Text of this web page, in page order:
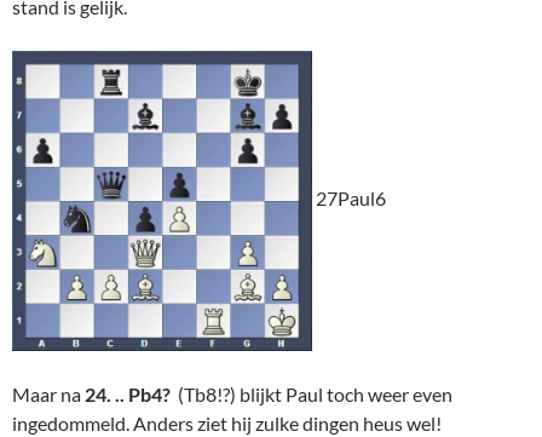
stand is gelijk.
27Paul6
Maar na 24. .. Pb4? (Tb8!?) blijkt Paul toch weer even
ingedommeld. Anders ziet hij zulke dingen heus wel!